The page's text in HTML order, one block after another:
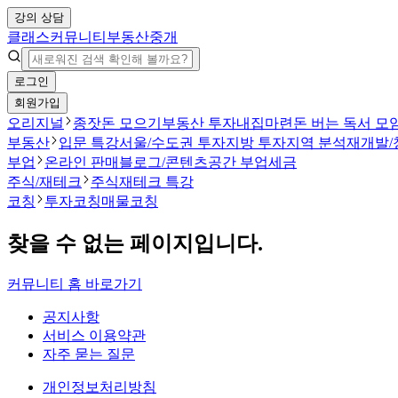
강의 상담
클래스커뮤니티 부동산중개
로그인
회원가입
오리지널 종잣돈 모으기 부동산 투자내집마련 돈 버는 독서 모
부동산
입문 특강서울/수도권 투자지방 투자지역 분석재개발/
부업
온라인 판매 블로그/콘텐츠공간 부업세금
주식/재테크
주식재테크 특강
코칭
투자코칭매물코칭
찾을 수 없는 페이지입니다.
커뮤니티 홈 바로가기
공지사항
서비스 이용약관
자주 묻는 질문
개인정보처리방침